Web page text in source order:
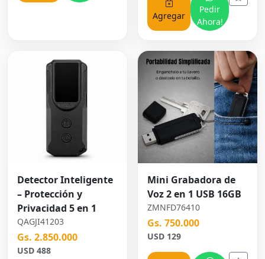
Agregar
Pedir
Ahora!
Detector Inteligente
– Protección y
Privacidad 5 en 1
QAGJI41203
Gs. 2.850.000
USD 488
Mini Grabadora de
Voz 2 en 1 USB 16GB
ZMNFD76410
Gs. 750.000
USD 129